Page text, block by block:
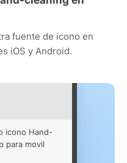
fuente de icono en
iOS y Android.
icono Hand-
para movil